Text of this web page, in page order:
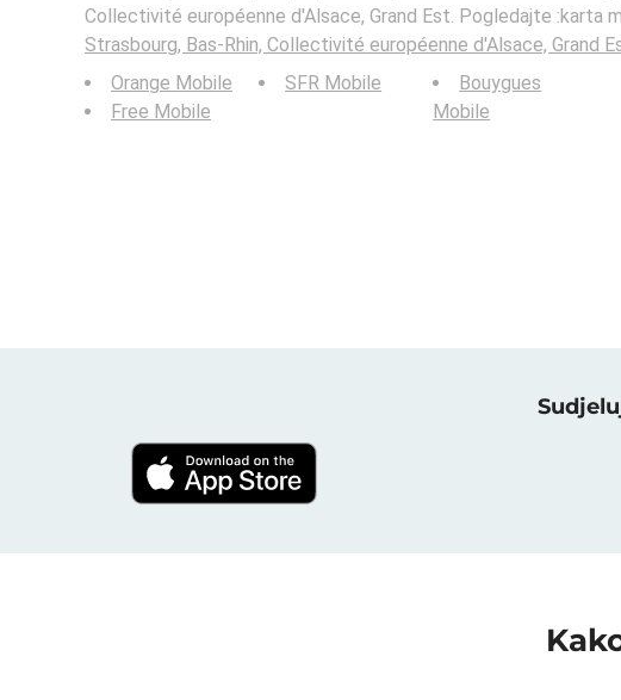
Collectivité européenne d'Alsace, Grand Est. Pogledajte :karta
Strasbourg, Bas-Rhin, Collectivité européenne d'Alsace, Grand
Orange Mobile
Free Mobile
SFR Mobile
Bouygues
Mobile